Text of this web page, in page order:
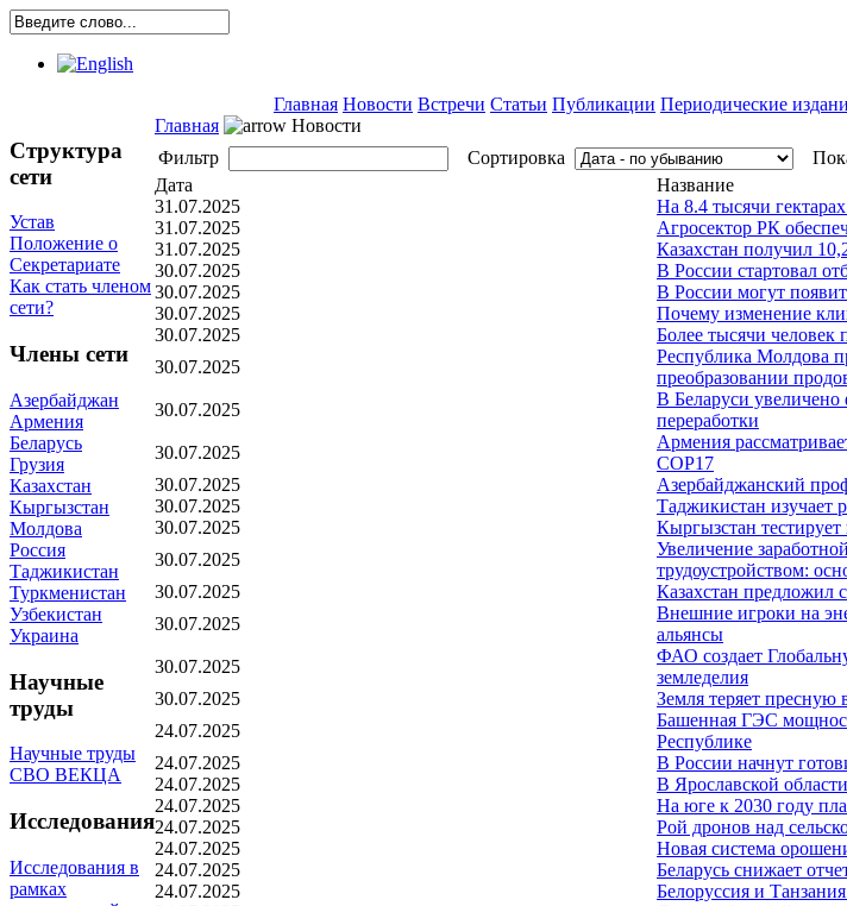
Главная Новости Встречи Статьи Публикации Периодические
Структура
сети
Устав
Положение о
Секретариате
Как стать членом
сети?
Члены сети
Азербайджан
Армения
Беларусь
Грузия
Казахстан
Кыргызстан
Молдова
Россия
Таджикистан
Туркменистан
Узбекистан
Украина
Научные
труды
Научные труды
СВО ВЕКЦА
Исследования
Исследования в
рамках
Главная
Новости
Фильтр
Сортировка
Дата
Название
31.07.2025
На 8.4 тысячи
31.07.2025
Агросектор РК
31.07.2025
Казахстан получил
30.07.2025
В России стартовал
30.07.2025
В России могут
30.07.2025
Почему изменение
30.07.2025
Более тысячи
30.07.2025
Республика Молдова
преобразовании
30.07.2025
В Беларуси увеличено
переработки
30.07.2025
Армения
COP17
30.07.2025
Азербайджанский
30.07.2025
Таджикистан изучает
30.07.2025
Кыргызстан
30.07.2025
Увеличение
трудоустройством:
30.07.2025
Казахстан предложил
30.07.2025
Внешние игроки на
альянсы
30.07.2025
ФАО создает
земледелия
30.07.2025
Земля теряет пресную
24.07.2025
Башенная ГЭС
Республике
24.07.2025
В России начнут
24.07.2025
В Ярославской
24.07.2025
На юге к 2030 году
24.07.2025
Рой дронов над
24.07.2025
Новая система
24.07.2025
Беларусь снижает
24.07.2025
Белоруссия и